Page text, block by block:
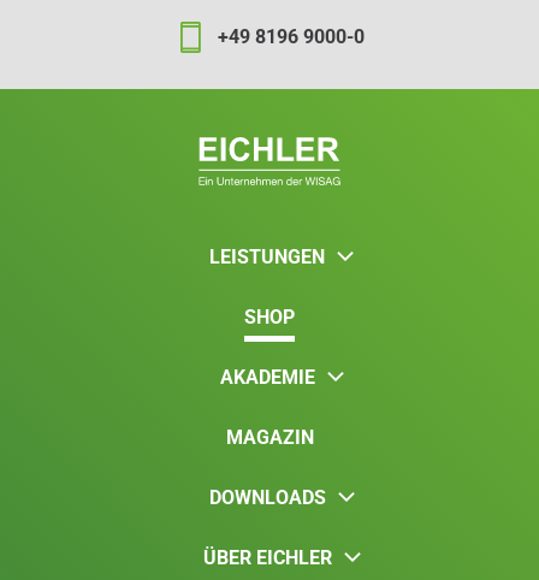
+49 8196 9000-0
LEISTUNGEN
SHOP
AKADEMIE
MAGAZIN
DOWNLOADS
ÜBER EICHLER